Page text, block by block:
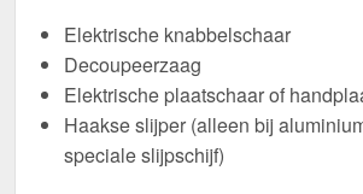
Elektrische knabbelschaar
Decoupeerzaag
Elektrische plaatschaar of
Haakse slijper (alleen bij
speciale slijpschijf)